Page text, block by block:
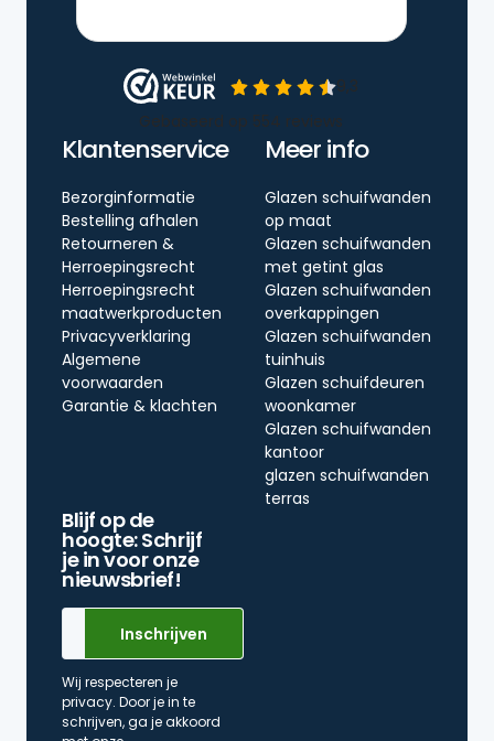
Klantenservice
Bezorginformatie
Bestelling afhalen
Retourneren &
Herroepingsrecht
Herroepingsrecht
maatwerkproducten
Privacyverklaring
Algemene
voorwaarden
Garantie & klachten
Meer info
Glazen schuifwanden
op maat
Glazen schuifwanden
met getint glas
Glazen schuifwanden
overkappingen
Glazen schuifwanden
tuinhuis
Glazen schuifdeuren
woonkamer
Glazen schuifwanden
kantoor
glazen schuifwanden
terras
Blijf op de
hoogte: Schrijf
je in voor onze
nieuwsbrief!
Wij respecteren je
privacy. Door je in te
schrijven, ga je akkoord